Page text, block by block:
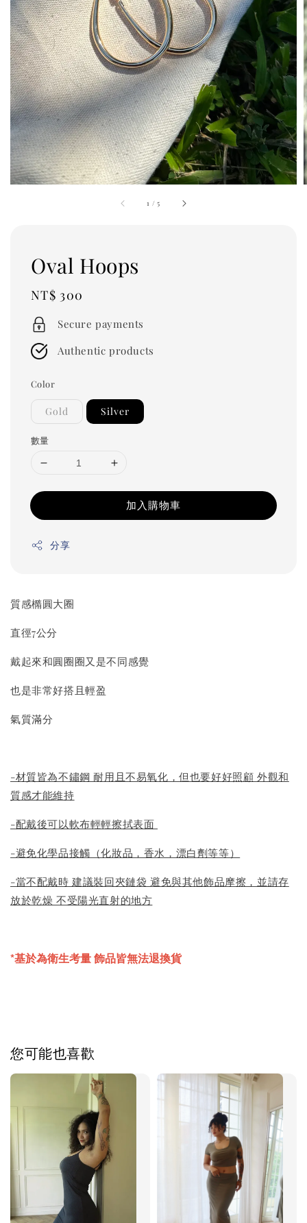
1 /5
Oval Hoops
Regular
price
NT$ 300
Secure payments
Authentic products
Color
Gold Silver
數量
加入購物車
分享
質感橢圓大圈
直徑7公分
戴起來和圓圈圈又是不同感覺
也是非常好搭且輕盈
氣質滿分
-材質皆為不鏽鋼 耐用且不易氧化，但也要好好照顧 外觀和
質感才能維持
-配戴後可以軟布輕輕擦拭表面
-避免化學品接觸（化妝品，香水，漂白劑等等）
-當不配戴時 建議裝回夾鏈袋 避免與其他飾品摩擦，並請存
放於乾燥 不受陽光直射的地方
*基於為衛生考量 飾品皆無法退換貨
您可能也喜歡